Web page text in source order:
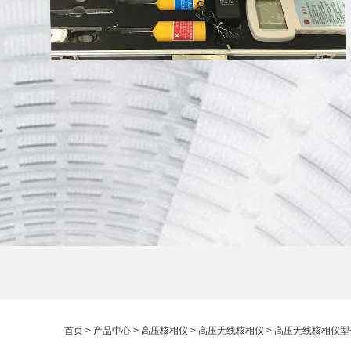
首页 > 产品中心 > 高压核相仪 > 高压无线核相仪 > 高压无线核相仪